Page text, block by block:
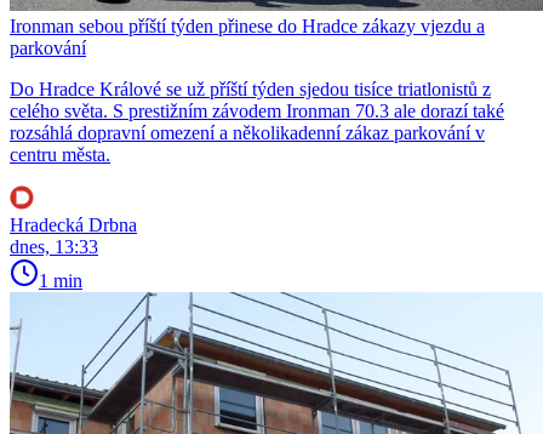
Ironman sebou příští týden přinese do Hradce zákazy vjezdu a
parkování
Do Hradce Králové se už příští týden sjedou tisíce triatlonistů z
celého světa. S prestižním závodem Ironman 70.3 ale dorazí také
rozsáhlá dopravní omezení a několikadenní zákaz parkování v
centru města.
Hradecká Drbna
dnes, 13:33
1 min